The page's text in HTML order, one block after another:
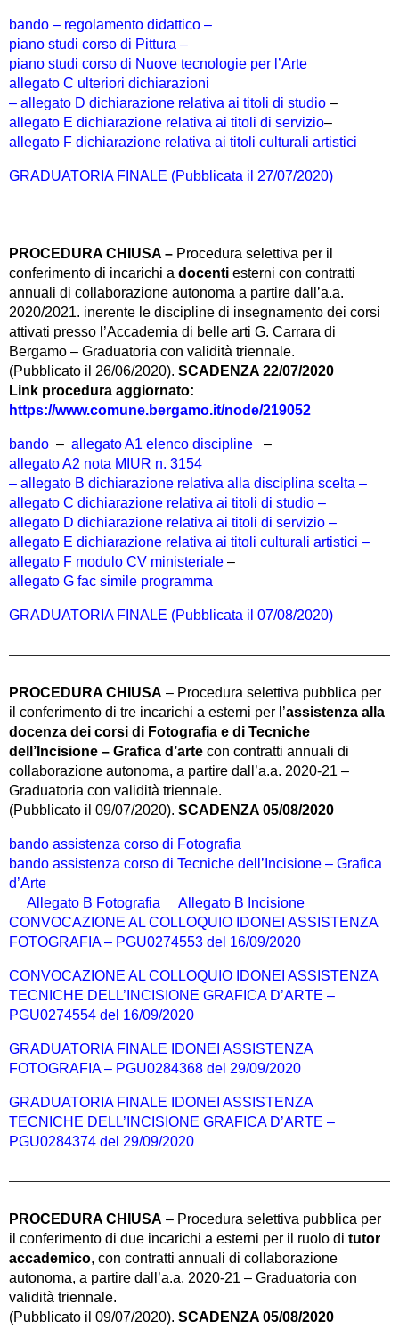
bando – regolamento didattico –
piano studi corso di Pittura –
piano studi corso di Nuove tecnologie per l’Arte
allegato C ulteriori dichiarazioni
– allegato D dichiarazione relativa ai titoli di studio –
allegato E dichiarazione relativa ai titoli di servizio–
allegato F dichiarazione relativa ai titoli culturali artistici
GRADUATORIA FINALE (Pubblicata il 27/07/2020)
PROCEDURA CHIUSA – Procedura selettiva per il
conferimento di incarichi a docenti esterni con contratti
annuali di collaborazione autonoma a partire dall’a.a.
2020/2021. inerente le discipline di insegnamento dei corsi
attivati presso l’Accademia di belle arti G. Carrara di
Bergamo – Graduatoria con validità triennale.
(Pubblicato il 26/06/2020). SCADENZA 22/07/2020
Link procedura aggiornato:
https://www.comune.bergamo.it/node/219052
bando – allegato A1 elenco discipline –
allegato A2 nota MIUR n. 3154
– allegato B dichiarazione relativa alla disciplina scelta –
allegato C dichiarazione relativa ai titoli di studio –
allegato D dichiarazione relativa ai titoli di servizio –
allegato E dichiarazione relativa ai titoli culturali artistici –
allegato F modulo CV ministeriale –
allegato G fac simile programma
GRADUATORIA FINALE (Pubblicata il 07/08/2020)
PROCEDURA CHIUSA – Procedura selettiva pubblica per
il conferimento di tre incarichi a esterni per l’assistenza alla
docenza dei corsi di Fotografia e di Tecniche
dell’Incisione – Grafica d’arte con contratti annuali di
collaborazione autonoma, a partire dall’a.a. 2020-21 –
Graduatoria con validità triennale.
(Pubblicato il 09/07/2020). SCADENZA 05/08/2020
bando assistenza corso di Fotografia
bando assistenza corso di Tecniche dell’Incisione – Grafica
d’Arte
Allegato B Fotografia
Allegato B Incisione
CONVOCAZIONE AL COLLOQUIO IDONEI ASSISTENZA
FOTOGRAFIA – PGU0274553 del 16/09/2020
CONVOCAZIONE AL COLLOQUIO IDONEI ASSISTENZA
TECNICHE DELL’INCISIONE GRAFICA D’ARTE –
PGU0274554 del 16/09/2020
GRADUATORIA FINALE IDONEI ASSISTENZA
FOTOGRAFIA – PGU0284368 del 29/09/2020
GRADUATORIA FINALE IDONEI ASSISTENZA
TECNICHE DELL’INCISIONE GRAFICA D’ARTE –
PGU0284374 del 29/09/2020
PROCEDURA CHIUSA – Procedura selettiva pubblica per
il conferimento di due incarichi a esterni per il ruolo di tutor
accademico, con contratti annuali di collaborazione
autonoma, a partire dall’a.a. 2020-21 – Graduatoria con
validità triennale.
(Pubblicato il 09/07/2020). SCADENZA 05/08/2020